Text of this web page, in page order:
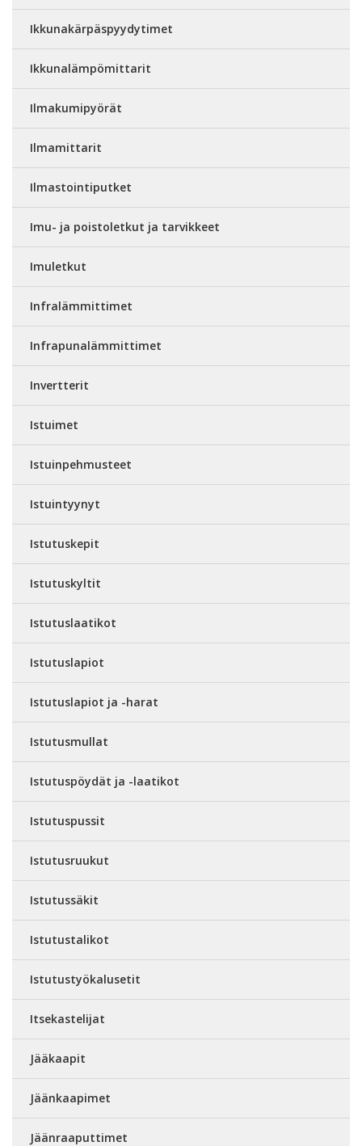
Ikkunakärpäspyydytimet
Ikkunalämpömittarit
Ilmakumipyörät
Ilmamittarit
Ilmastointiputket
Imu- ja poistoletkut ja tarvikkeet
Imuletkut
Infralämmittimet
Infrapunalämmittimet
Invertterit
Istuimet
Istuinpehmusteet
Istuintyynyt
Istutuskepit
Istutuskyltit
Istutuslaatikot
Istutuslapiot
Istutuslapiot ja -harat
Istutusmullat
Istutuspöydät ja -laatikot
Istutuspussit
Istutusruukut
Istutussäkit
Istutustalikot
Istutustyökalusetit
Itsekastelijat
Jääkaapit
Jäänkaapimet
Jäänraaputtimet